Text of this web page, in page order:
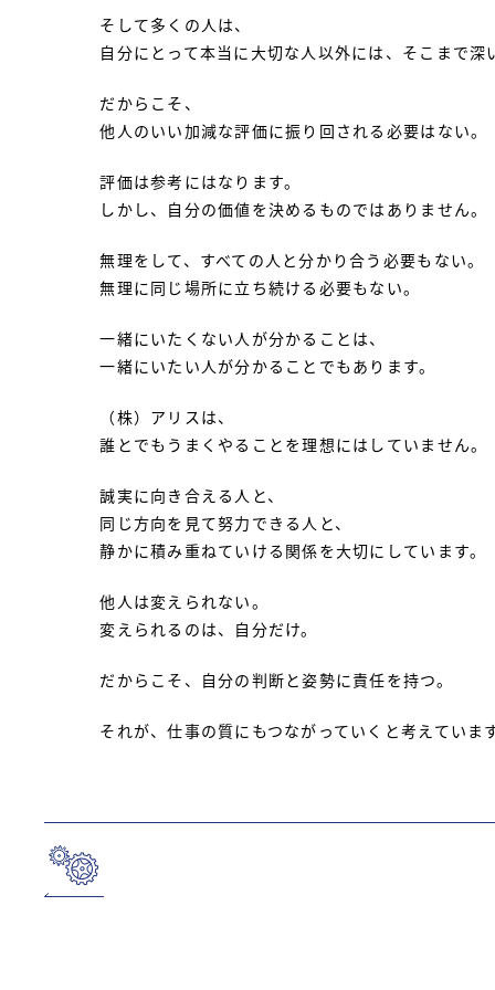
そして多くの人は、
自分にとって本当に大切な人以外には、そこまで深
だからこそ、
他人のいい加減な評価に振り回される必要はない。
評価は参考にはなります。
しかし、自分の価値を決めるものではありません。
無理をして、すべての人と分かり合う必要もない。
無理に同じ場所に立ち続ける必要もない。
一緒にいたくない人が分かることは、
一緒にいたい人が分かることでもあります。
（株）アリスは、
誰とでもうまくやることを理想にはしていません。
誠実に向き合える人と、
同じ方向を見て努力できる人と、
静かに積み重ねていける関係を大切にしています。
他人は変えられない。
変えられるのは、自分だけ。
だからこそ、自分の判断と姿勢に責任を持つ。
それが、仕事の質にもつながっていくと考えています